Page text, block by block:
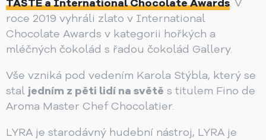
TASTE a International Chocolate Awards. V
roce 2019 vyhráli zlato v International
Chocolate Awards v kategorii hořkých a
mléčných čokolád s řadou čokolád Gallery.
Vše vzniká pod vedením Karola Stýbla, který se
stal jedním z pěti lidí na světě s titulem Fino de
Aroma Master Chef Chocolatier.
LYRA je starodávný hudební nástroj, LYRA je